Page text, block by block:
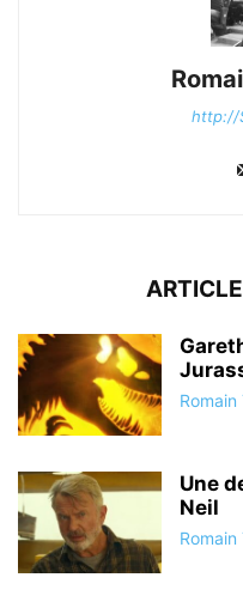
http://
Romain
Une
Neil
Romain